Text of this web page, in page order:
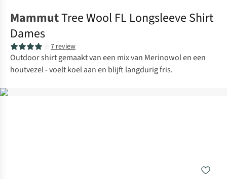
MammutTree Wool FL Longsleeve Shirt
Dames
7 review
Outdoor shirt gemaakt van een mix van Merinowol en een
houtvezel - voelt koel aan en blijft langdurig fris.